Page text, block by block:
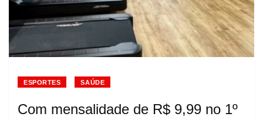
ESPORTES SAÚDE
Com mensalidade de R$ 9,99 no 1º